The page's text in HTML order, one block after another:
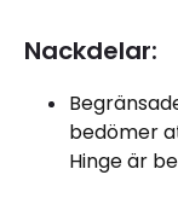
Nackdelar:
bedömer
Hinge är